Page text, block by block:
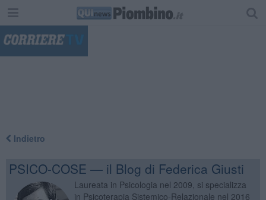
Indietro
PSICO-COSE — il Blog di Federica Giusti
Laureata in Psicologia nel 2009, si specializza
in Psicoterapia Sistemico-Relazionale nel 2016